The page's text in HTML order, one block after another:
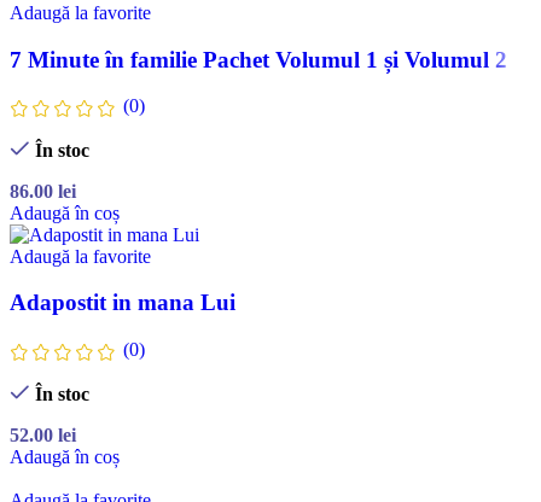
Adaugă la favorite
7 Minute în familie Pachet Volumul 1 și Volumul 2
(0)
În stoc
86.00 lei
Adaugă în coș
Adaugă la favorite
Adapostit in mana Lui
(0)
În stoc
52.00 lei
Adaugă în coș